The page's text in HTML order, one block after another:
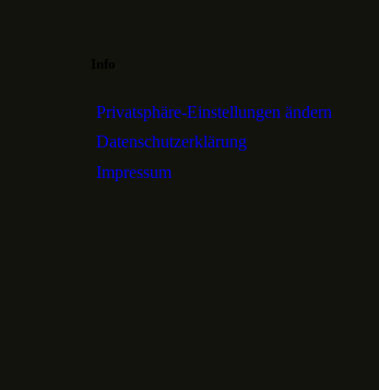
Privatsphäre-Einstellungen ändern
Datenschutzerklärung
Impressum